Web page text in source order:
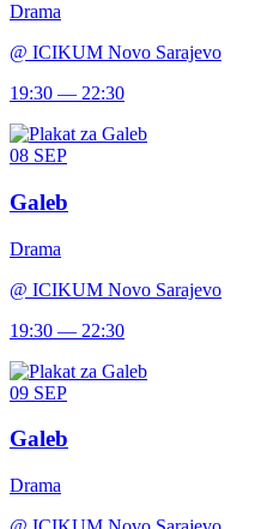
Drama
@ ICIKUM Novo Sarajevo
19:30 — 22:30
08 SEP
Galeb
Drama
@ ICIKUM Novo Sarajevo
19:30 — 22:30
09 SEP
Galeb
Drama